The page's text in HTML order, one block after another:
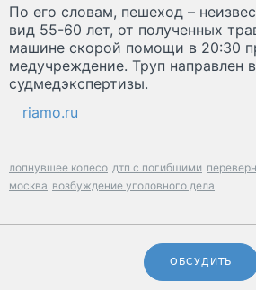
По его словам, пешеход –
вид 55-60 лет, от полученных
машине скорой помощи в 20:30
медучреждение. Труп направлен
судмедэкспертизы.
riamo.ru
лопнувшее колесо дтп с погибшими
москва возбуждение уголовного дела
ОБСУДИТЬ